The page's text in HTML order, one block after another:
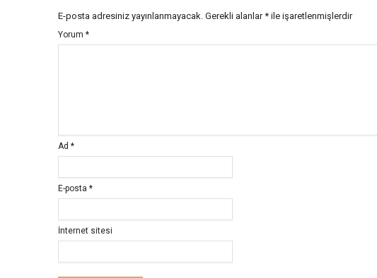
E-posta adresiniz yayınlanmayacak. Gerekli alanlar* ile işaretlenmişlerdir
Yorum *
Ad *
E-posta *
İnternet sitesi